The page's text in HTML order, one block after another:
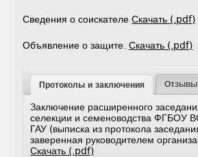
Сведения о соискателеСкачать (.pdf)
Объявление о защите.Скачать (.pdf)
Протоколы и заключения Отзывы
Заключение расширенного
селекции и семеноводства ФГБОУ
ГАУ (выписка из протокола
заверенная руководителем
Скачать (.pdf)